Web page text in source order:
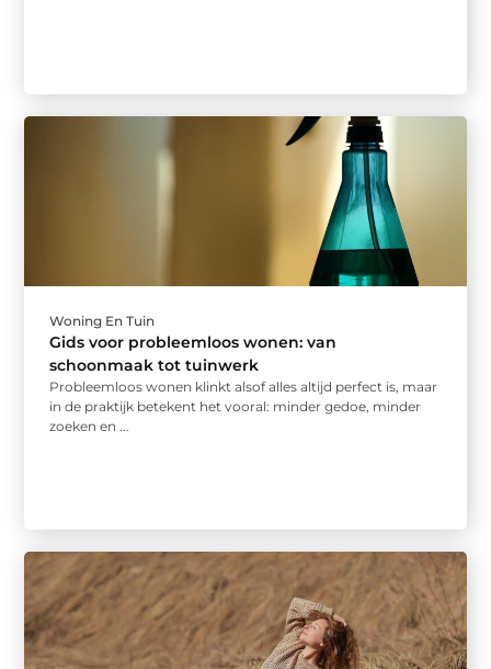
Woning En Tuin
Gids voor probleemloos wonen: van
schoonmaak tot tuinwerk
Probleemloos wonen klinkt alsof alles altijd perfect is, maar
in de praktijk betekent het vooral: minder gedoe, minder
zoeken en ...